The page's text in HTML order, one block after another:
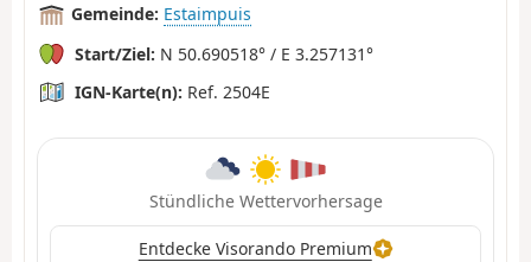
Gemeinde: Estaimpuis
Start/Ziel: N 50.690518° / E 3.257131°
IGN-Karte(n): Ref. 2504E
Stündliche Wettervorhersage
Entdecke Visorando Premium